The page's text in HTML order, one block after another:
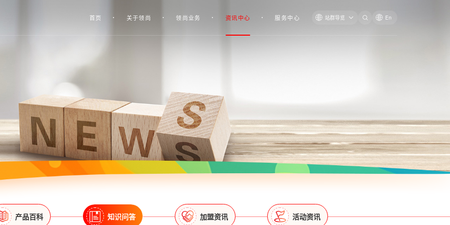
首页 关于领尚 领尚业务 资讯中心 服务中心 站群导览 En
产品百科 知识问答 加盟资讯 活动资讯